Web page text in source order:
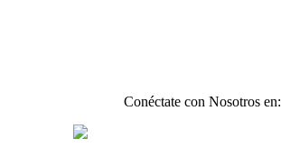
Conéctate con Nosotros en: